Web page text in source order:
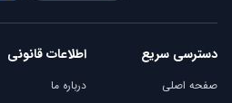
دسترسی سریع
صفحه اصلی
اطلاعات قانونی
درباره ما